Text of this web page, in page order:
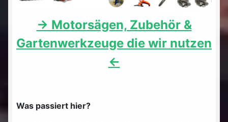
-> Motorsägen, Zubehör &
Gartenwerkzeuge die wir nutzen
<-
Was passiert hier?